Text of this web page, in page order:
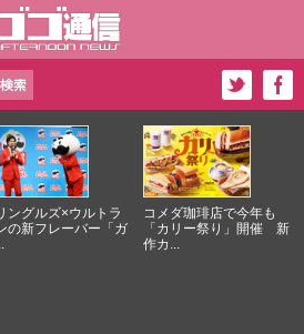
ングルズ×ウルトラ
の新フレーバー「ガ
コメダ珈琲店で今年も
「カリー祭り」開催 新
作カ...